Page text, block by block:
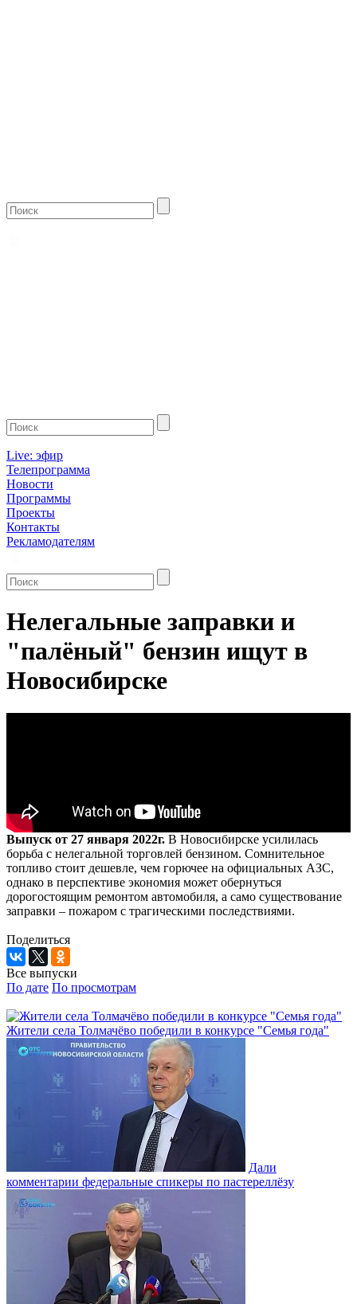
Live: эфир
Телепрограмма
Новости
Программы
Проекты
Контакты
Рекламодателям
Нелегальные заправки и
"палёный" бензин ищут в
Новосибирске
Выпуск от 27 января 2022г. В Новосибирске усилилась
борьба с нелегальной торговлей бензином. Сомнительное
топливо стоит дешевле, чем горючее на официальных АЗС,
однако в перспективе экономия может обернуться
дорогостоящим ремонтом автомобиля, а само существование
заправки – пожаром с трагическими последствиями.
Поделиться
Все выпуски
По дате По просмотрам
Жители села Толмачёво победили в конкурсе "Семья года"
Дали
комментарии федеральные спикеры по пастереллёзу